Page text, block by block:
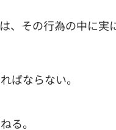
、その行為の中に実
ばならない。
る。